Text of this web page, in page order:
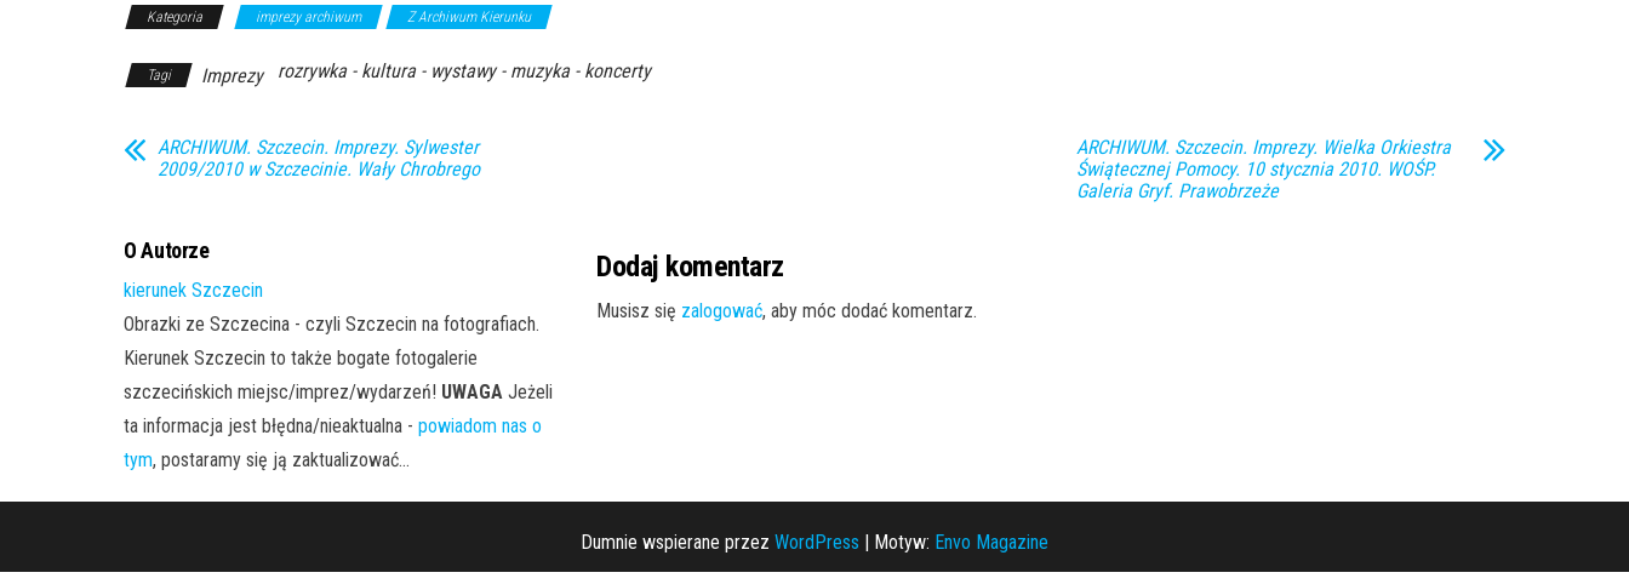
Kategoria imprezy archiwum Z Archiwum Kierunku
Tagi Imprezy rozrywka - kultura - wystawy - muzyka - koncerty
ARCHIWUM. Szczecin. Imprezy. Sylwester
2009/2010 w Szczecinie. Wały Chrobrego
ARCHIWUM. Szczecin. Imprezy. Wielka Orkiestra
Świątecznej Pomocy. 10 stycznia 2010. WOŚP.
Galeria Gryf. Prawobrzeże
O Autorze
kierunek Szczecin
Obrazki ze Szczecina - czyli Szczecin na fotografiach.
Kierunek Szczecin to także bogate fotogalerie
szczecińskich miejsc/imprez/wydarzeń! UWAGA Jeżeli
ta informacja jest błędna/nieaktualna - powiadom nas o
tym, postaramy się ją zaktualizować...
Dodaj komentarz
Musisz się zalogować, aby móc dodać komentarz.
Dumnie wspierane przez WordPress | Motyw: Envo Magazine